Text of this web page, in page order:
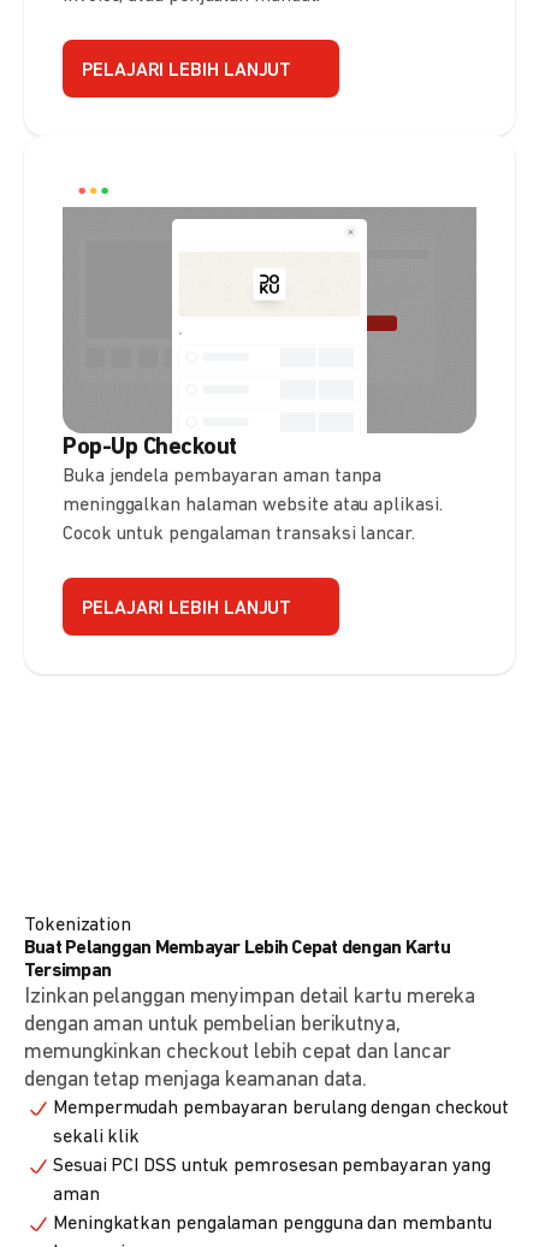
PELAJARI LEBIH LANJUT
Pop-Up Checkout
Buka jendela pembayaran aman tanpa
meninggalkan halaman website atau aplikasi.
Cocok untuk pengalaman transaksi lancar.
PELAJARI LEBIH LANJUT
Tokenization
Buat Pelanggan Membayar Lebih Cepat dengan Kartu
Tersimpan
Izinkan pelanggan menyimpan detail kartu mereka
dengan aman untuk pembelian berikutnya,
memungkinkan checkout lebih cepat dan lancar
dengan tetap menjaga keamanan data.
Mempermudah pembayaran berulang dengan checkout
sekali klik
Sesuai PCI DSS untuk pemrosesan pembayaran yang
aman
Meningkatkan pengalaman pengguna dan membantu